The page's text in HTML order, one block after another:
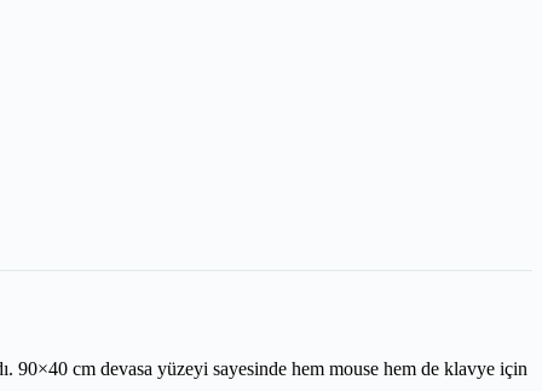
90×40 cm devasa yüzeyi sayesinde hem mouse hem de klavye için